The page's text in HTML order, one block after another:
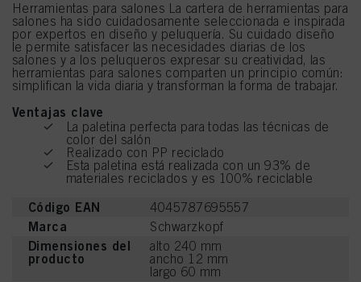
Herramientas para salones La cartera de herramientas para
salones ha sido cuidadosamente seleccionada e inspirada
por expertos en diseño y peluquería. Su cuidado diseño
le permite satisfacer las necesidades diarias de los
salones y a los peluqueros expresar su creatividad, las
herramientas para salones comparten un principio común:
simplifican la vida diaria y transforman la forma de trabajar.
Ventajas clave
La paletina perfecta para todas las técnicas de
color del salón
Realizado con PP reciclado
Esta paletina está realizada con un 93% de
materiales reciclados y es 100% reciclable
Código EAN 4045787695557
Marca Schwarzkopf
Dimensiones del
producto
alto 240 mm
ancho 12 mm
largo 60 mm